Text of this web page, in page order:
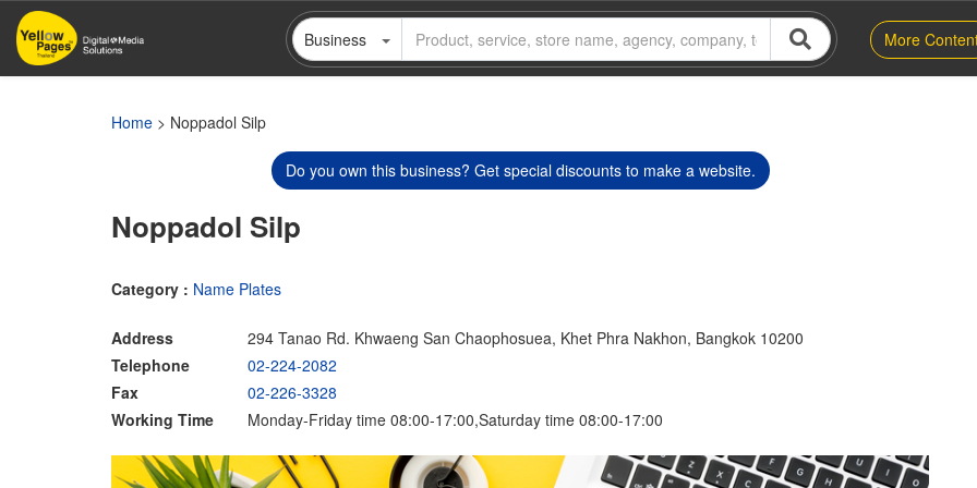
Skip
main
Business More
Home > Noppadol Silp
Do you own this business? Get special discounts to make a website.
Noppadol Silp
Category : Name Plates
Address
294 Tanao Rd. Khwaeng San Chaophosuea, Khet Phra Nakhon, Bangkok 10200
Telephone
02-224-2082
Fax
02-226-3328
Working Time
Monday-Friday time 08:00-17:00,Saturday time 08:00-17:00